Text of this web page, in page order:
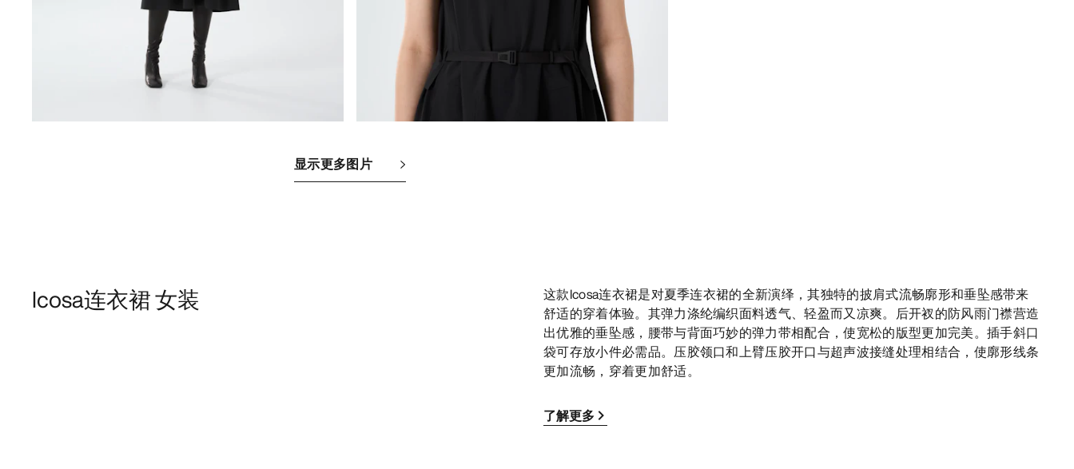
显示更多图片
Icosa连衣裙 女装
这款Icosa连衣裙是对夏季连衣裙的全新演绎，其独特的披肩式流畅廓形和垂坠感带来
舒适的穿着体验。其弹力涤纶编织面料透气、轻盈而又凉爽。后开衩的防风雨门襟营造
出优雅的垂坠感，腰带与背面巧妙的弹力带相配合，使宽松的版型更加完美。插手斜口
袋可存放小件必需品。压胶领口和上臂压胶开口与超声波接缝处理相结合，使廓形线条
更加流畅，穿着更加舒适。
了解更多